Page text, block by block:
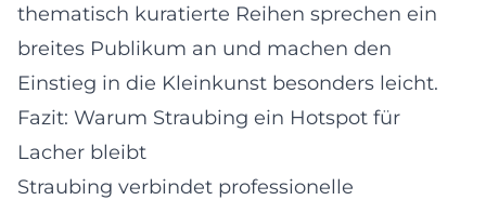
thematisch kuratierte Reihen sprechen ein
breites Publikum an und machen den
Einstieg in die Kleinkunst besonders leicht.
Fazit: Warum Straubing ein Hotspot für
Lacher bleibt
Straubing verbindet professionelle